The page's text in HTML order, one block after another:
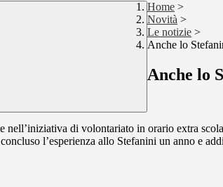
Home >
Novità >
Le notizie >
Anche lo
Anche lo
di volontariato in orario extra
l’esperienza allo Stefanini un anno e